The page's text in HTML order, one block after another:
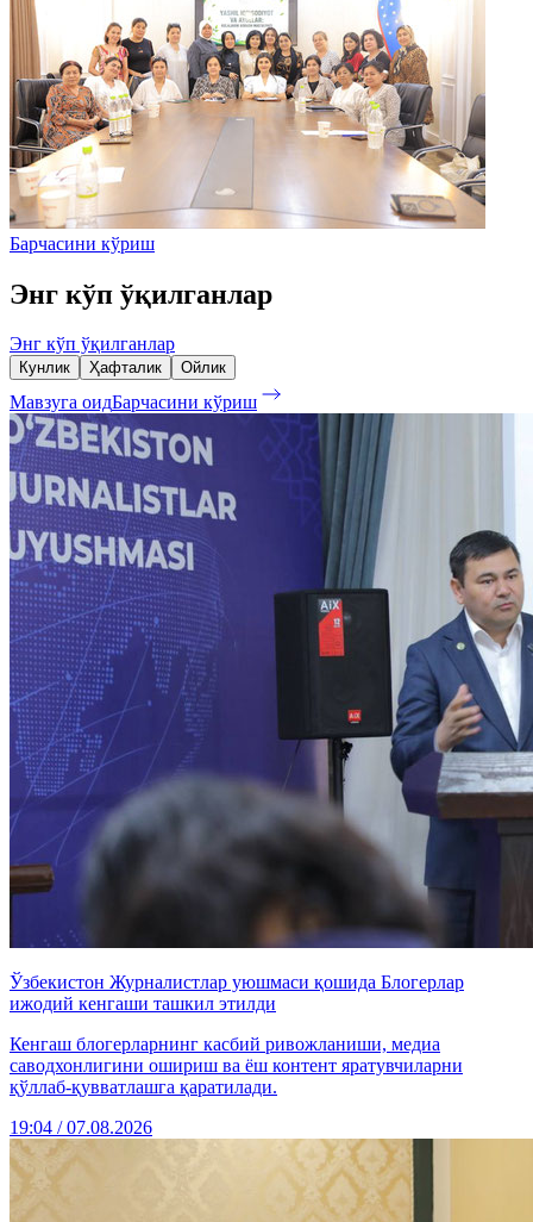
Барчасини кўриш
Энг кўп ўқилганлар
Энг кўп ўқилганлар
Кунлик Ҳафталик Ойлик
Мавзуга оидБарчасини кўриш
Ўзбекистон Журналистлар уюшмаси қошида Блогерлар
ижодий кенгаши ташкил этилди
Кенгаш блогерларнинг касбий ривожланиши, медиа
саводхонлигини ошириш ва ёш контент яратувчиларни
қўллаб-қувватлашга қаратилади.
19:04 / 07.08.2026